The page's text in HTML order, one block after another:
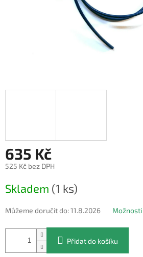
635 Kč
525 Kč bez DPH
cena:
Skladem (1 ks)
Můžeme doručit do:11.8.2026
Přidat do košíku